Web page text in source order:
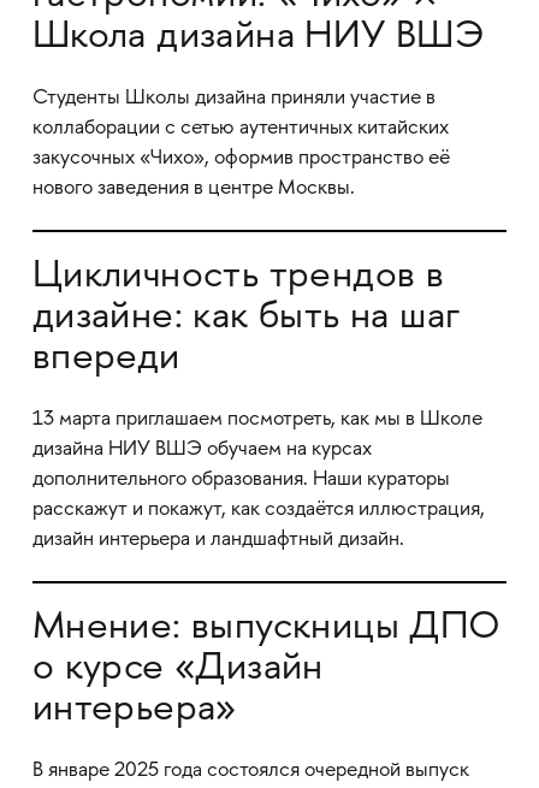
Школа дизайна НИУ ВШЭ
Студенты Школы дизайна приняли участие в
коллаборации с сетью аутентичных китайских
закусочных «Чихо», оформив пространство её
нового заведения в центре Москвы.
Цикличность трендов в
дизайне: как быть на шаг
впереди
13 марта приглашаем посмотреть, как мы в Школе
дизайна НИУ ВШЭ обучаем на курсах
дополнительного образования. Наши кураторы
расскажут и покажут, как создаётся иллюстрация,
дизайн интерьера и ландшафтный дизайн.
Мнение: выпускницы ДПО
о курсе «Дизайн
интерьера»
В январе 2025 года состоялся очередной выпуск